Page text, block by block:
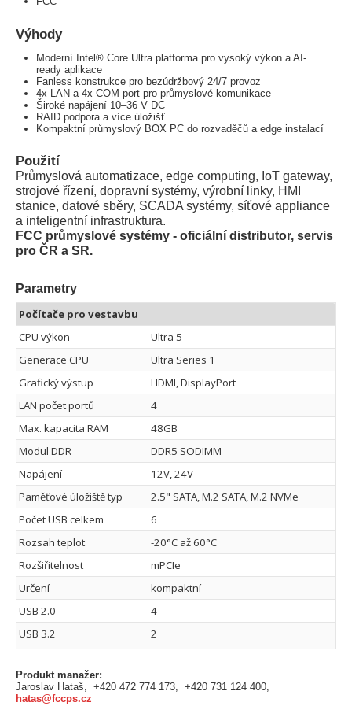
Výhody
Moderní Intel® Core Ultra platforma pro vysoký výkon a AI-
ready aplikace
Fanless konstrukce pro bezúdržbový 24/7 provoz
4x LAN a 4x COM port pro průmyslové komunikace
Široké napájení 10–36 V DC
RAID podpora a více úložišť
Kompaktní průmyslový BOX PC do rozvaděčů a edge instalací
Použití
Průmyslová automatizace, edge computing, IoT gateway,
strojové řízení, dopravní systémy, výrobní linky, HMI
stanice, datové sběry, SCADA systémy, síťové appliance
a inteligentní infrastruktura.
FCC průmyslové systémy - oficiální distributor, servis
pro ČR a SR.
Parametry
Počítače pro vestavbu
CPU výkon
Ultra 5
Generace CPU
Ultra Series 1
Grafický výstup
HDMI, DisplayPort
LAN počet portů
4
Max. kapacita RAM
48GB
Modul DDR
DDR5 SODIMM
Napájení
12V, 24V
Paměťové úložiště typ
2.5" SATA, M.2 SATA, M.2 NVMe
Počet USB celkem
6
Rozsah teplot
-20°C až 60°C
Rozšiřitelnost
mPCIe
Určení
kompaktní
USB 2.0
4
USB 3.2
2
Produkt manažer:
Jaroslav Hataš, +420 472 774 173, +420 731 124 400,
hatas@fccps.cz